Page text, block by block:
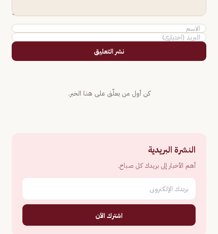
نشر التعليق
كن أول من يعلّق على هذا الخبر.
النشرة البريدية
أهم الأخبار إلى بريدك كل صباح.
اشترك الآن